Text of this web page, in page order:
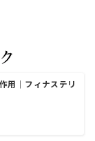
品
用｜フィナステリ